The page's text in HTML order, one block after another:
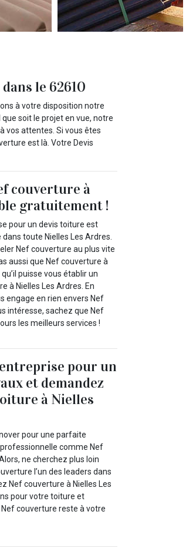
le 62610
à votre disposition notre
soit le projet en vue, notre
vos attentes. Si vous êtes
est là. Votre Devis
couverture à
gratuitement !
pour un devis toiture est
toute Nielles Les Ardres.
Nef couverture au plus vite
aussi que Nef couverture à
puisse vous établir un
à Nielles Les Ardres. En
engage en rien envers Nef
intéresse, sachez que Nef
les meilleurs services !
pour un
et demandez
à Nielles
pour une parfaite
comme Nef
ne cherchez plus loin
l’un des leaders dans
Nef couverture à Nielles Les
pour votre toiture et
couverture reste à votre